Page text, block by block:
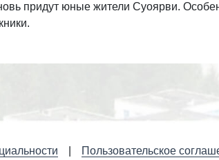
придут юные жители Суоярви.
Пользовательское